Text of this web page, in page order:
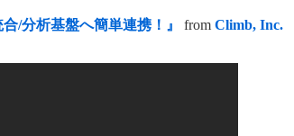
/分析基盤へ簡単連携！』 from Climb, Inc.